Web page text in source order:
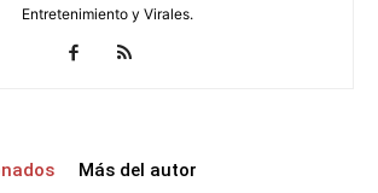
Entretenimiento y Virales.
Más del autor